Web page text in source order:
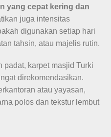
yang cepat kering dan
juga intensitas
digunakan setiap hari
tahsin, atau majelis rutin.
padat, karpet masjid Turki
direkomendasikan.
atau yayasan,
polos dan tekstur lembut